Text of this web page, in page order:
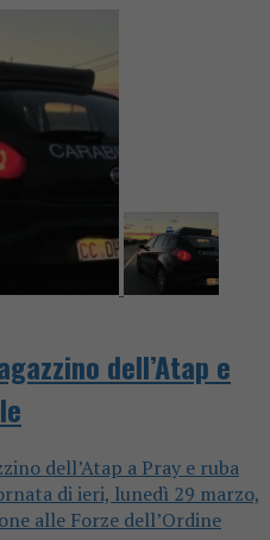
dell’Atap e
dell’Atap a Pray e ruba
di ieri, lunedì 29 marzo,
alle Forze dell’Ordine